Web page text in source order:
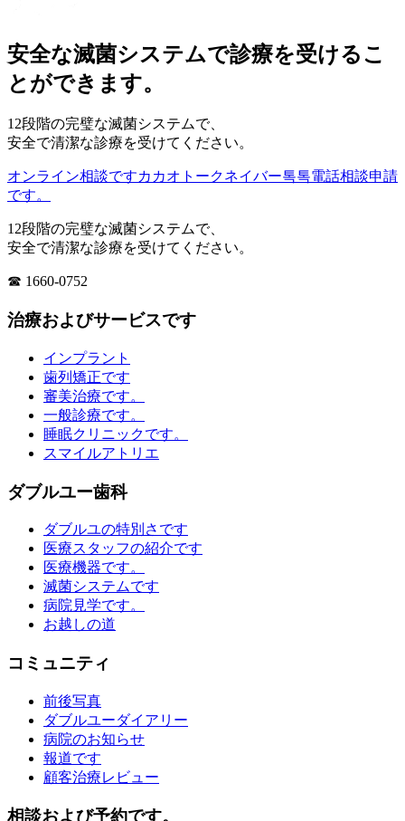
安全な滅菌システムで診療を受けるこ
とができます。
12段階の完璧な滅菌システムで、
安全で清潔な診療を受けてください。
オンライン相談ですカカオトークネイバー톡톡電話相談申請
です。
12段階の完璧な滅菌システムで、
安全で清潔な診療を受けてください。
☎ 1660-0752
治療およびサービスです
インプラント
歯列矯正です
審美治療です。
一般診療です。
睡眠クリニックです。
スマイルアトリエ
ダブルユー歯科
ダブルユの特別さです
医療スタッフの紹介です
医療機器です。
滅菌システムです
病院見学です。
お越しの道
コミュニティ
前後写真
ダブルユーダイアリー
病院のお知らせ
報道です
顧客治療レビュー
相談および予約です。